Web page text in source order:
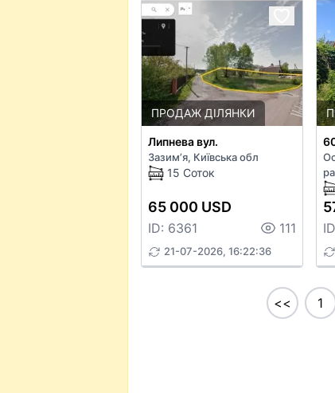
ПРОДАЖ ДІЛЯНКИ
Липнева вул.
Зазим’я, Київська обл
15 Соток
65 000 USD
ID: 6361 111
21-07-2026, 16:22:36
<< 1